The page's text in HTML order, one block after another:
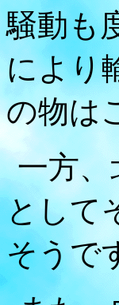
騒動も
により
の物は
一方
として
そうで